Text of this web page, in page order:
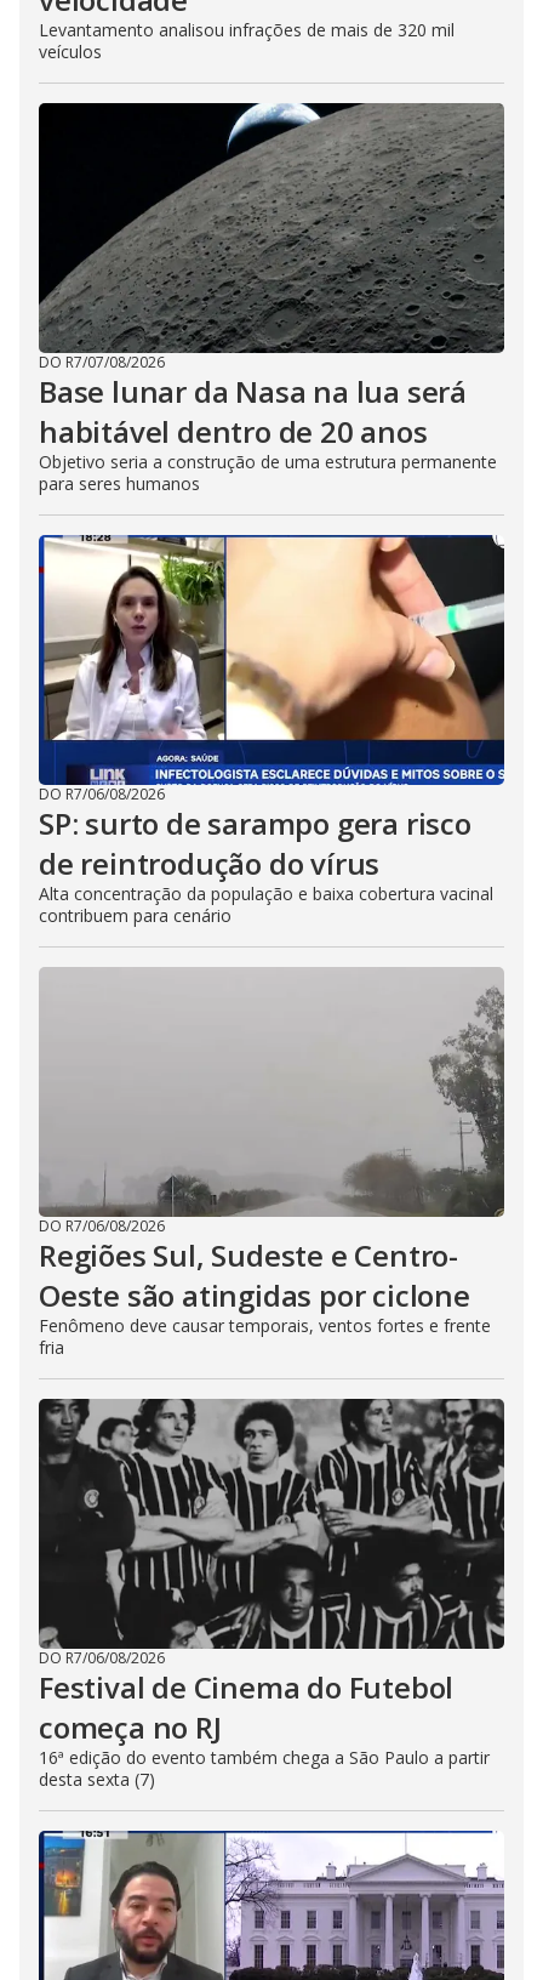
Levantamento analisou infrações de mais de 320 mil
veículos
DO R7/07/08/2026
Base lunar da Nasa na lua será
habitável dentro de 20 anos
Objetivo seria a construção de uma estrutura permanente
para seres humanos
DO R7/06/08/2026
SP: surto de sarampo gera risco
de reintrodução do vírus
Alta concentração da população e baixa cobertura vacinal
contribuem para cenário
DO R7/06/08/2026
Regiões Sul, Sudeste e Centro-
Oeste são atingidas por ciclone
Fenômeno deve causar temporais, ventos fortes e frente
fria
DO R7/06/08/2026
Festival de Cinema do Futebol
começa no RJ
16ª edição do evento também chega a São Paulo a partir
desta sexta (7)